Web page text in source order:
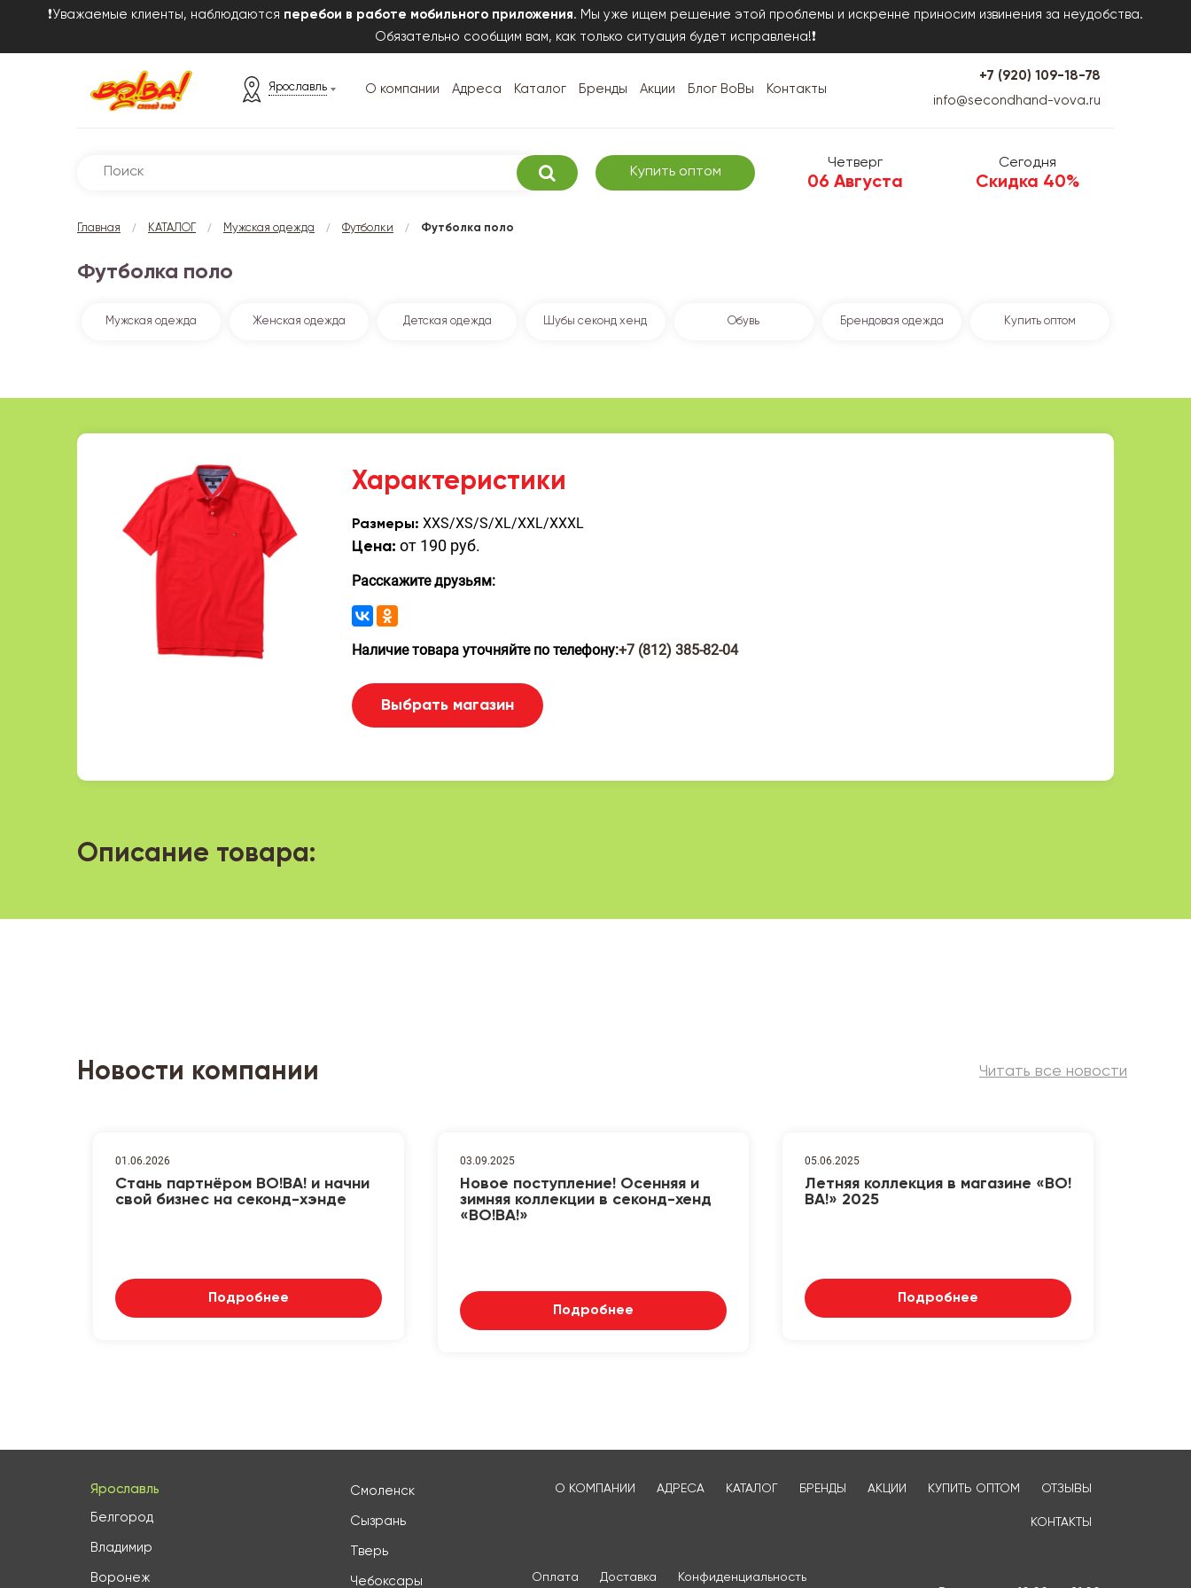
❗Уважаемые клиенты, наблюдаются перебои в работе мобильного приложения. Мы уже ищем решение этой проблемы и искренне приносим извинения за неудобства.
Обязательно сообщим вам, как только ситуация будет исправлена!❗
Ярославль О компании Адреса Каталог Бренды Акции Блог ВоВы Контакты
+7 (920) 109-18-78
info@secondhand-vova.ru
Купить оптом
Четверг
06 Августа
Сегодня
Скидка 40%
Главная / КАТАЛОГ / Мужская одежда / Футболки / Футболка поло
Футболка поло
Мужская одежда Женская одежда Детская одежда Шубы секонд хенд Обувь Брендовая одежда Купить оптом
Характеристики
Размеры: XXS/XS/S/XL/XXL/XXXL
Цена: от 190 руб.
Расскажите друзьям:
Наличие товара уточняйте по телефону:+7 (812) 385-82-04
Выбрать магазин
Описание товара:
Новости компании Читать все новости
01.06.2026
Стань партнёром ВО!ВА! и начни
свой бизнес на секонд-хэнде
Подробнее
03.09.2025
Новое поступление! Осенняя и
зимняя коллекции в секонд-хенд
«ВО!ВА!»
Подробнее
05.06.2025
Летняя коллекция в магазине «ВО!
ВА!» 2025
Подробнее
Ярославль
Белгород
Владимир
Воронеж
Смоленск
Сызрань
Тверь
Чебоксары
О КОМПАНИИ АДРЕСА КАТАЛОГ БРЕНДЫ АКЦИИ КУПИТЬ ОПТОМ ОТЗЫВЫ
КОНТАКТЫ
Оплата Доставка
Конфиденциальность